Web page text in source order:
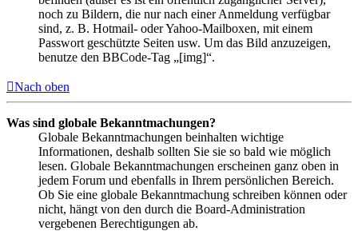
noch zu Bildern, die nur nach einer Anmeldung verfügbar
sind, z. B. Hotmail- oder Yahoo-Mailboxen, mit einem
Passwort geschützte Seiten usw. Um das Bild anzuzeigen,
benutze den BBCode-Tag „[img]“.
Nach oben
Was sind globale Bekanntmachungen?
Globale Bekanntmachungen beinhalten wichtige
Informationen, deshalb sollten Sie sie so bald wie möglich
lesen. Globale Bekanntmachungen erscheinen ganz oben in
jedem Forum und ebenfalls in Ihrem persönlichen Bereich.
Ob Sie eine globale Bekanntmachung schreiben können oder
nicht, hängt von den durch die Board-Administration
vergebenen Berechtigungen ab.